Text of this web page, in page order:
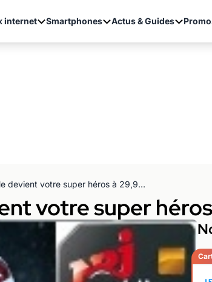
internet Smartphones Actus & Guides
Quand NRJ Mobile devient votre super héros à 29,99€
votre super